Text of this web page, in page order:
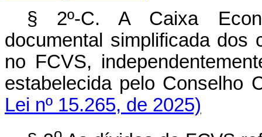
§ 2º-C. A Caixa
documental simplificada dos
no FCVS,
estabelecida pelo
Lei nº 15.265, de 2025)